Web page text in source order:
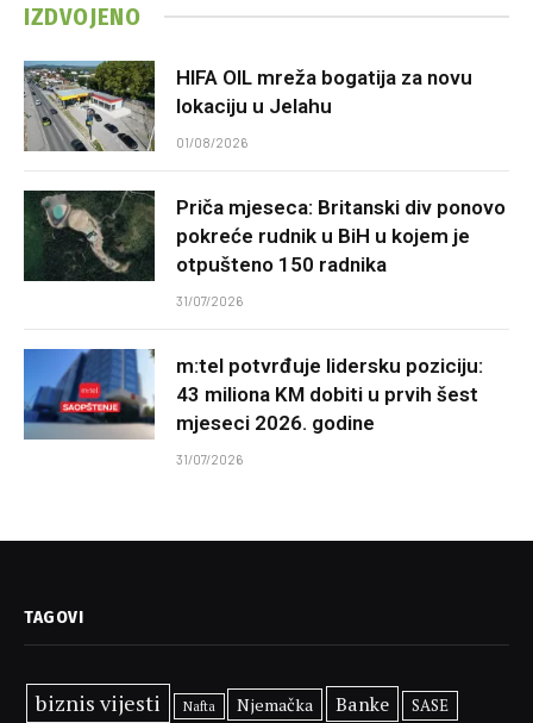
IZDVOJENO
HIFA OIL mreža bogatija za novu
lokaciju u Jelahu
01/08/2026
Priča mjeseca: Britanski div ponovo
pokreće rudnik u BiH u kojem je
otpušteno 150 radnika
31/07/2026
m:tel potvrđuje lidersku poziciju:
43 miliona KM dobiti u prvih šest
mjeseci 2026. godine
31/07/2026
TAGOVI
biznis vijesti Nafta Njemačka Banke SASE